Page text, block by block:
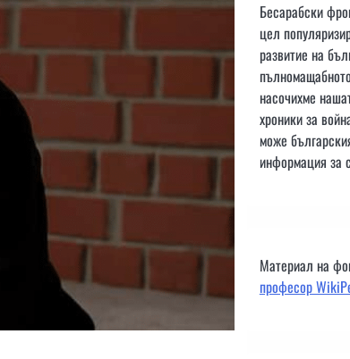
Бесарабски
цел
развитие на
насочихме
хроники за
може
информация за
Материал на
професор